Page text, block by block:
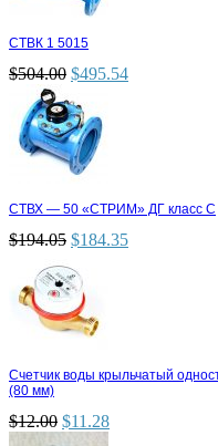
СТВК 1 5015
$504.00 $495.54
СТВХ — 50 «СТРИМ» ДГ класс С
$194.05 $184.35
Счетчик воды крыльчатый
(80 мм)
$12.00 $11.28